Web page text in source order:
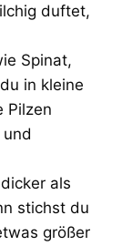
duftet,
Spinat,
in kleine
Pilzen
als
stichst du
größer